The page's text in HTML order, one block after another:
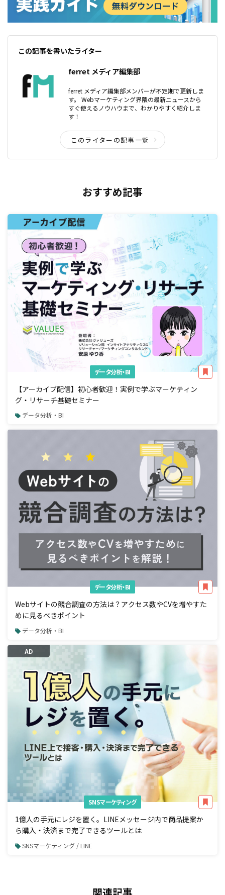
この記事を書いたライター
ferret メディア編集部
ferret メディア編集部メンバーが不定期で更新しま
す。 Webマーケティング界隈の最新ニュースから
すぐ使えるノウハウまで、わかりやすく紹介しま
す！
このライターの記事一覧
おすすめ記事
データ分析・BI
【アーカイブ配信】初心者歓迎！実例で学ぶマーケティン
グ・リサーチ基礎セミナー
データ分析・BI
データ分析・BI
Webサイトの競合調査の方法は？アクセス数やCVを増やすた
めに見るべきポイント
データ分析・BI
AD
SNSマーケティング
1億人の手元にレジを置く。LINEメッセージ内で商品提案か
ら購入・決済まで完了できるツールとは
SNSマーケティング / LINE